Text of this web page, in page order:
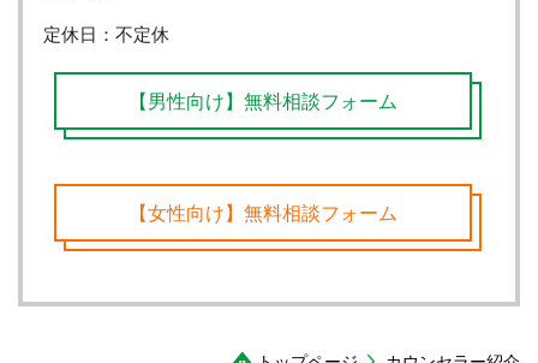
定休日：不定休
【男性向け】無料相談フォーム
【女性向け】無料相談フォーム